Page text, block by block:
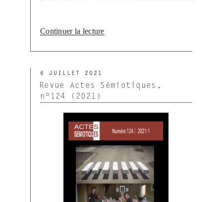
Continuer la lecturede
D’AUTRUI,
ligne
Turquie »
PUBLIÉ
LE
6 JUILLET 2021
Revue Actes Sémiotiques,
n°124 (2021)